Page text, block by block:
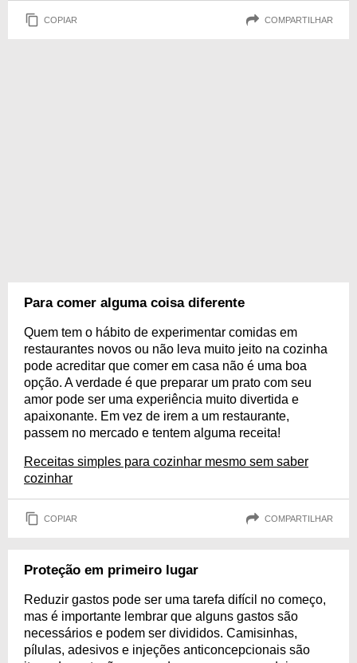
COPIAR COMPARTILHAR
Para comer alguma coisa diferente
Quem tem o hábito de experimentar comidas em
restaurantes novos ou não leva muito jeito na cozinha
pode acreditar que comer em casa não é uma boa
opção. A verdade é que preparar um prato com seu
amor pode ser uma experiência muito divertida e
apaixonante. Em vez de irem a um restaurante,
passem no mercado e tentem alguma receita!
Receitas simples para cozinhar mesmo sem saber
cozinhar
COPIAR COMPARTILHAR
Proteção em primeiro lugar
Reduzir gastos pode ser uma tarefa difícil no começo,
mas é importante lembrar que alguns gastos são
necessários e podem ser divididos. Camisinhas,
pílulas, adesivos e injeções anticoncepcionais são